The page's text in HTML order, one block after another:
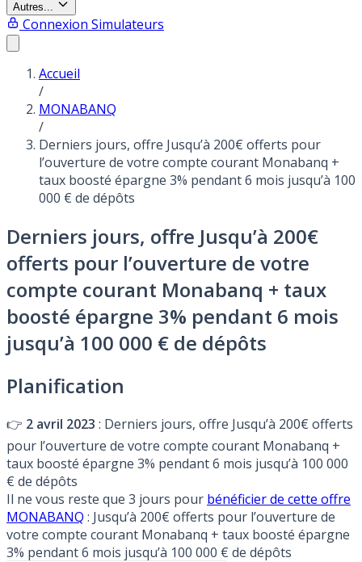
Autres...
Connexion Simulateurs
Accueil
/
MONABANQ
/
Derniers jours, offre Jusqu’à 200€ offerts pour
l’ouverture de votre compte courant Monabanq +
taux boosté épargne 3% pendant 6 mois jusqu’à 100
000 € de dépôts
Derniers jours, offre Jusqu’à 200€
offerts pour l’ouverture de votre
compte courant Monabanq + taux
boosté épargne 3% pendant 6 mois
jusqu’à 100 000 € de dépôts
Planification
👉 2 avril 2023 : Derniers jours, offre Jusqu’à 200€ offerts
pour l’ouverture de votre compte courant Monabanq +
taux boosté épargne 3% pendant 6 mois jusqu’à 100 000
€ de dépôts
Il ne vous reste que 3 jours pour bénéficier de cette offre
MONABANQ : Jusqu’à 200€ offerts pour l’ouverture de
votre compte courant Monabanq + taux boosté épargne
3% pendant 6 mois jusqu’à 100 000 € de dépôts